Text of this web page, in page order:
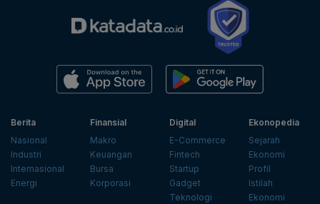
Berita
Nasional
Industri
Internasional
Energi
Finansial
Makro
Keuangan
Bursa
Korporasi
Digital
E-Commerce
Fintech
Startup
Gadget
Teknologi
Ekonopedia
Sejarah
Ekonomi
Profil
Istilah
Ekonomi